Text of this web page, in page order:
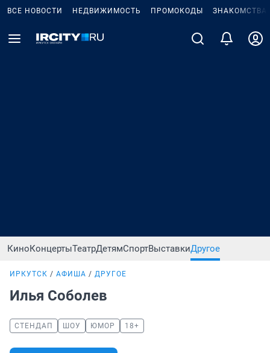
ВСЕ НОВОСТИ НЕДВИЖИМОСТЬ ПРОМОКОДЫ ЗНАКОМСТВА
КиноКонцертыТеатрДетямСпортВыставкиДругое
ИРКУТСК АФИША ДРУГОЕ
Илья Соболев
СТЕНДАП ШОУ ЮМОР 18+